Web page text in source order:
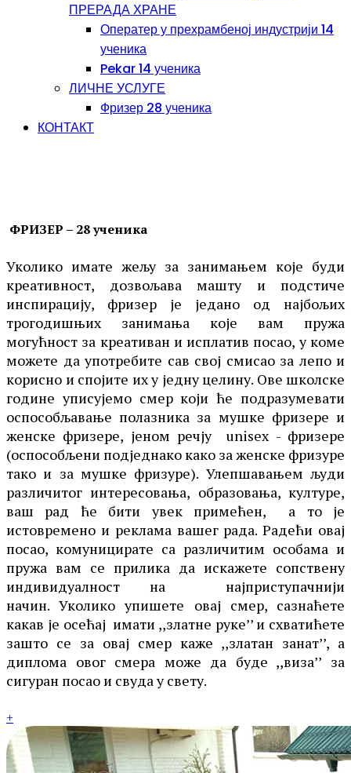
ПРЕРАДА ХРАНЕ
Оператер у прехрамбеној индустрији 14
ученика
Pekar 14 ученика
ЛИЧНЕ УСЛУГЕ
Фризер 28 ученика
КОНТАКТ
ФРИЗЕР – 28 ученика
Уколико имате жељу за занимањем које буди
креативност, дозвољава машту и подстиче
инспирацију, фризер је једано од најбољих
трогодишњих занимања које вам пружа
могућност за креативан и исплатив посао, у коме
можете да употребите сав свој смисао за лепо и
корисно и спојите их у једну целину. Ове школске
године уписујемо смер који ће подразумевати
оспособљавање полазника за мушке фризере и
женске фризере, јеном речју unisex - фризере
(оспособљени подједнако како за женске фризуре
тако и за мушке фризуре). Улепшавањем људи
различитог интересовања, образовања, културе,
ваш рад ће бити увек примећен, а то је
истовремено и реклама вашег рада. Радећи овај
посао, комуницирате са различитим особама и
пружа вам се прилика да искажете сопствену
индивидуалност на најприступачнији
начин. Уколико упишете овај смер, сазнаћете
какав је осећај имати ,,златне руке’’ и схватићете
зашто се за овај смер каже ,,златан занат’’, а
диплома овог смера може да буде ,,виза’’ за
сигуран посао и свуда у свету.
+